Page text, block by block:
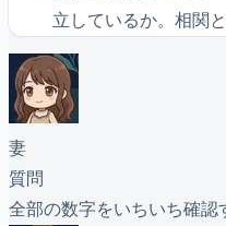
立しているか。相関
妻
質問
全部の数字をいちいち確認